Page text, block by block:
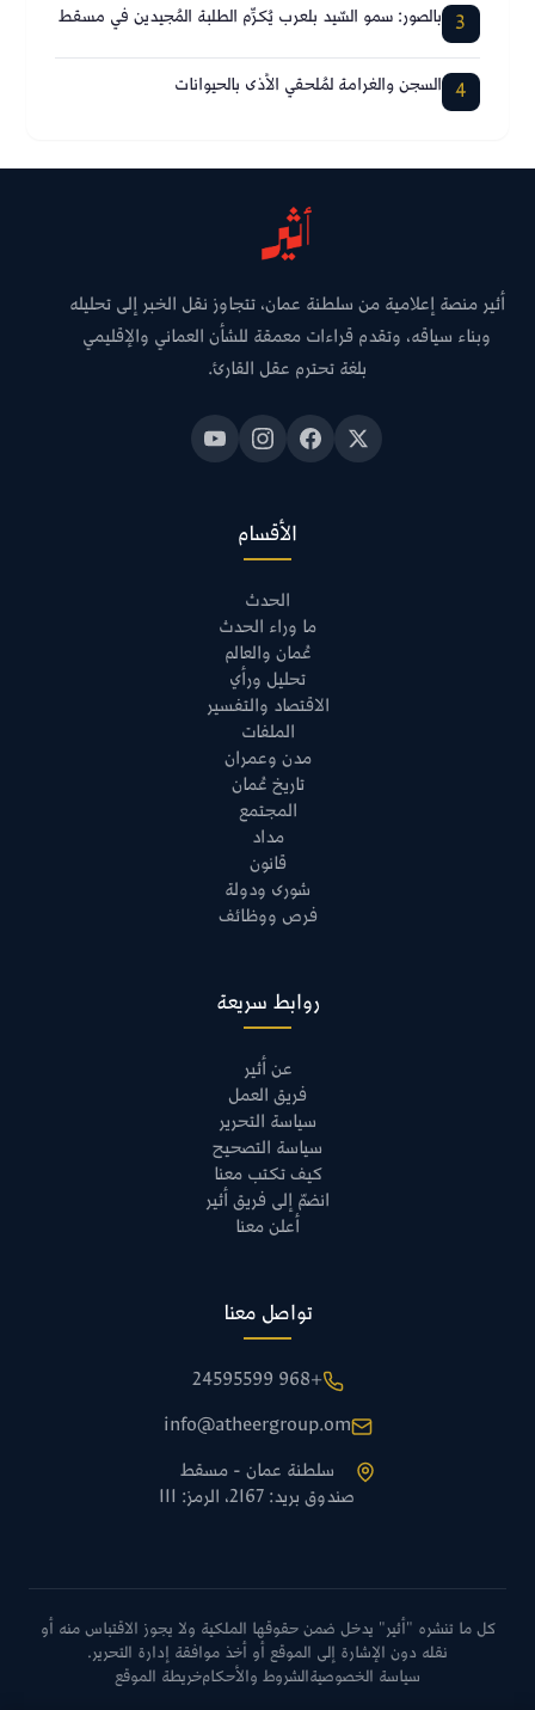
3 بالصور: سمو السّيد بلعرب يُكرِّم الطلبة المُجيدين في مسقط
4 السجن والغرامة لمُلحقي الأذى بالحيوانات
أثير منصة إعلامية من سلطنة عمان، تتجاوز نقل الخبر إلى تحليله
وبناء سياقه، وتقدم قراءات معمقة للشأن العماني والإقليمي
بلغة تحترم عقل القارئ.
الأقسام
الحدث
ما وراء الحدث
عُمان والعالم
تحليل ورأي
الاقتصاد والتفسير
الملفات
مدن وعمران
تاريخ عُمان
المجتمع
مداد
قانون
شورى ودولة
فرص ووظائف
روابط سريعة
عن أثير
فريق العمل
سياسة التحرير
سياسة التصحيح
كيف تكتب معنا
انضمّ إلى فريق أثير
أعلن معنا
تواصل معنا
+968 24595599
info@atheergroup.om
سلطنة عمان - مسقط
صندوق بريد: 2167، الرمز: 111
كل ما تنشره "أثير" يدخل ضمن حقوقها الملكية ولا يجوز الاقتباس منه أو
نقله دون الإشارة إلى الموقع أو أخذ موافقة إدارة التحرير.
سياسة الخصوصيةالشروط والأحكامخريطة الموقع